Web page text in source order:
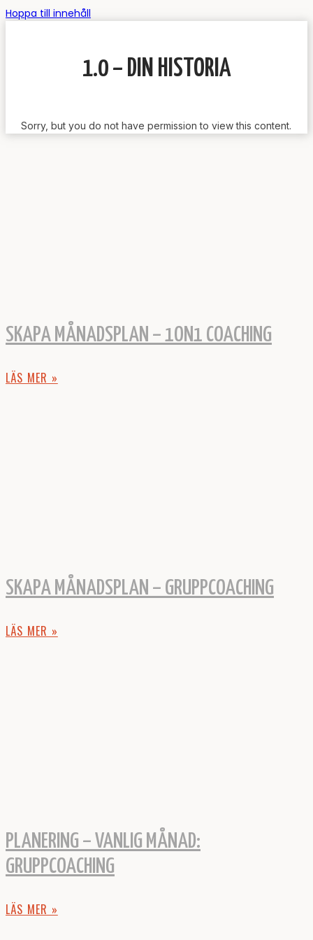
Hoppa till innehåll
1.0 – DIN HISTORIA
Sorry, but you do not have permission to view this content.
SKAPA MÅNADSPLAN – 1ON1 COACHING
LÄS MER »
SKAPA MÅNADSPLAN – GRUPPCOACHING
LÄS MER »
PLANERING – VANLIG MÅNAD:
GRUPPCOACHING
LÄS MER »